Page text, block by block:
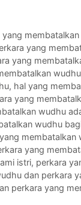
yang
yang
yang
wudhu
, hal yang
yang
wudhu
wudhu
membatalkan
yang
istri, perkara
dan perkara
perkara yang